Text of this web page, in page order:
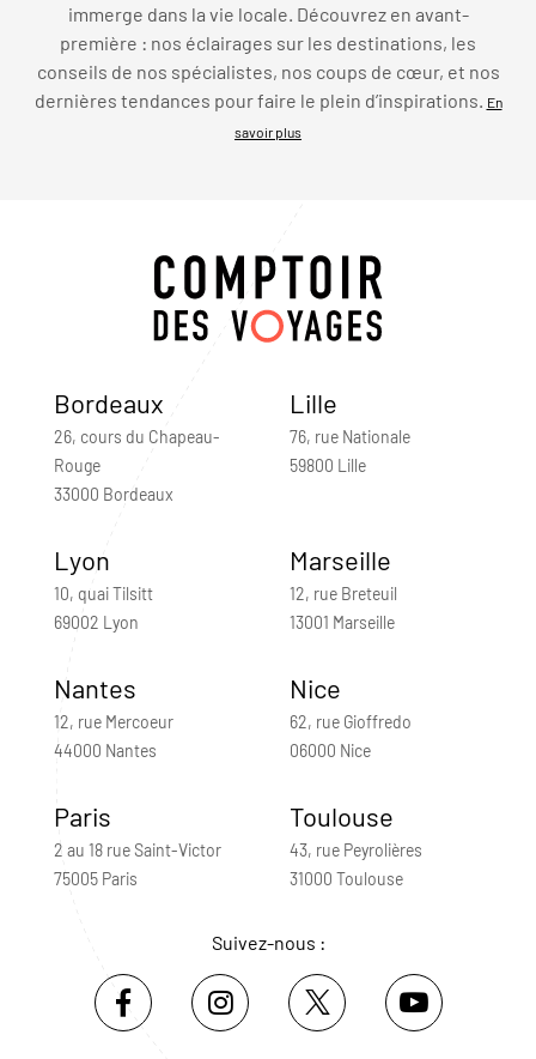
immerge dans la vie locale. Découvrez en avant-
première : nos éclairages sur les destinations, les
conseils de nos spécialistes, nos coups de cœur, et nos
dernières tendances pour faire le plein d’inspirations.
En
savoir plus
Bordeaux
26, cours du Chapeau-
Rouge
33000 Bordeaux
Lille
76, rue Nationale
59800 Lille
Lyon
10, quai Tilsitt
69002 Lyon
Marseille
12, rue Breteuil
13001 Marseille
Nantes
12, rue Mercoeur
44000 Nantes
Nice
62, rue Gioffredo
06000 Nice
Paris
2 au 18 rue Saint-Victor
75005 Paris
Toulouse
43, rue Peyrolières
31000 Toulouse
Suivez-nous :